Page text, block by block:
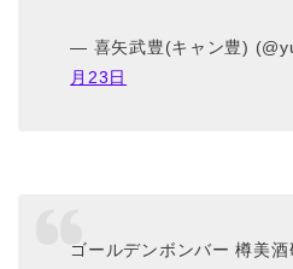
— 喜矢武豊(キャン豊)
月23日
ゴールデンボンバー 樽美